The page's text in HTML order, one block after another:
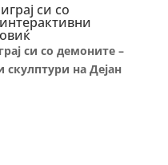
си со
си со демоните –
на Дејан